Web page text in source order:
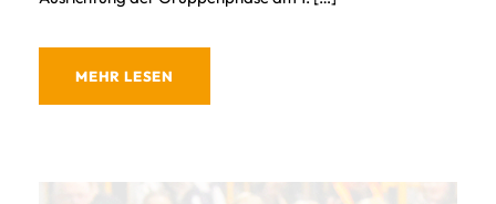
MEHR LESEN